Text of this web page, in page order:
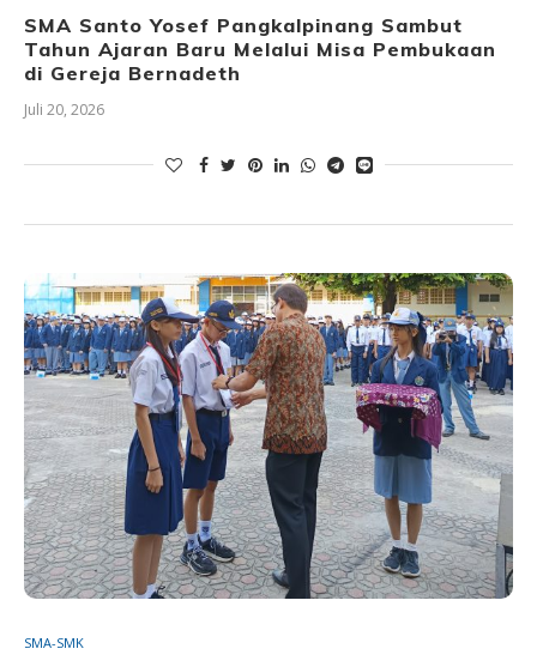
SMA Santo Yosef Pangkalpinang Sambut
Tahun Ajaran Baru Melalui Misa Pembukaan
di Gereja Bernadeth
Juli 20, 2026
SMA-SMK